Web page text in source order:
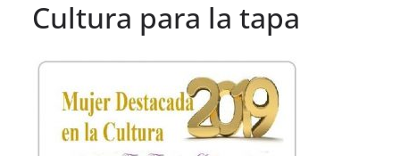
Cultura para la tapa